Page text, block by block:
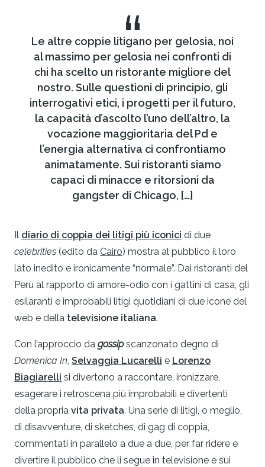
“
Le altre coppie litigano per gelosia, noi
al massimo per gelosia nei confronti di
chi ha scelto un ristorante migliore del
nostro. Sulle questioni di principio, gli
interrogativi etici, i progetti per il futuro,
la capacità d’ascolto l’uno dell’altro, la
vocazione maggioritaria del Pd e
l’energia alternativa ci confrontiamo
animatamente. Sui ristoranti siamo
capaci di minacce e ritorsioni da
gangster di Chicago, […]
Il diario di coppia dei litigi più iconici di due
celebrities (edito da Cairo) mostra al pubblico il loro
lato inedito e ironicamente “normale”. Dai ristoranti del
Perù al rapporto di amore-odio con i gattini di casa, gli
esilaranti e improbabili litigi quotidiani di due icone del
web e della televisione italiana.
Con l’approccio da gossipscanzonato degno di
Domenica In, Selvaggia Lucarelli e Lorenzo
Biagiarelli si divertono a raccontare, ironizzare,
esagerare i retroscena più improbabili e divertenti
della propria vita privata. Una serie di litigi, o meglio,
di disavventure, di sketches, di gag di coppia,
commentati in parallelo a due a due, per far ridere e
divertire il pubblico che li segue in televisione e sui